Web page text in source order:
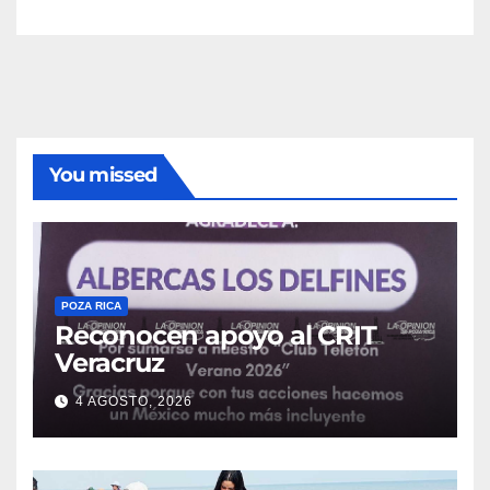
You missed
POZA RICA
Reconocen apoyo al CRIT
Veracruz
4 AGOSTO, 2026